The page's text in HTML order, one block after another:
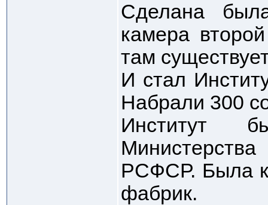
Сделана
камера
там
И стал
Набрали 300
Институт
РСФСР. Была
фабрик.